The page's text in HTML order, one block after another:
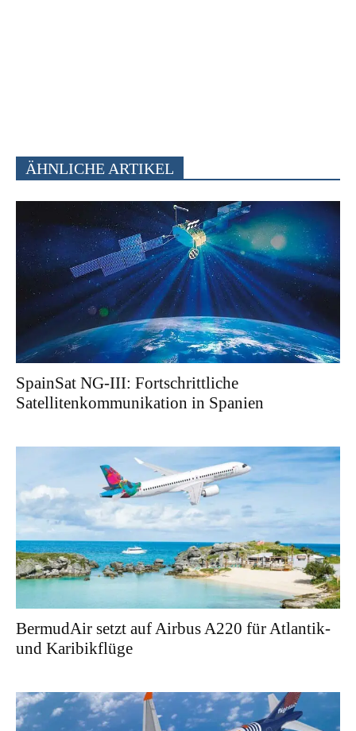
ÄHNLICHE ARTIKEL
SpainSat NG-III: Fortschrittliche
Satellitenkommunikation in Spanien
BermudAir setzt auf Airbus A220 für Atlantik-
und Karibikflüge